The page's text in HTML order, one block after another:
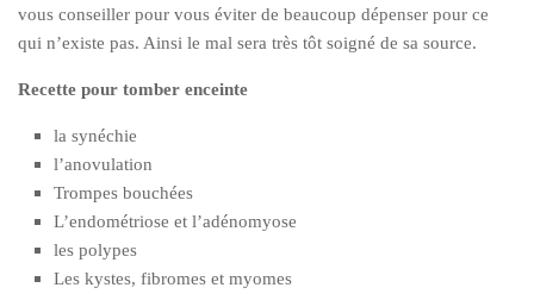
vous conseiller pour vous éviter de beaucoup dépenser pour ce
qui n’existe pas. Ainsi le mal sera très tôt soigné de sa source.
Recette pour tomber enceinte
la synéchie
l’anovulation
Trompes bouchées
L’endométriose et l’adénomyose
les polypes
Les kystes, fibromes et myomes